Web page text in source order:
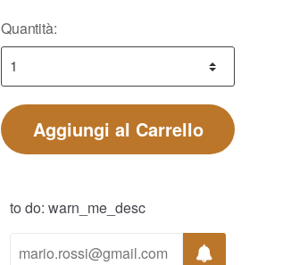
Quantità:
Aggiungi al Carrello
to do: warn_me_desc